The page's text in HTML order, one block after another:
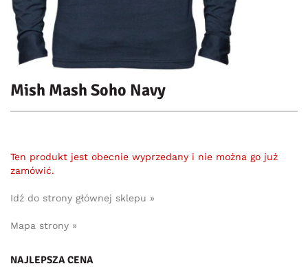
Mish Mash Soho Navy
Ten produkt jest obecnie wyprzedany i nie można go już
zamówić.
Idź do strony głównej sklepu »
Mapa strony »
NAJLEPSZA CENA